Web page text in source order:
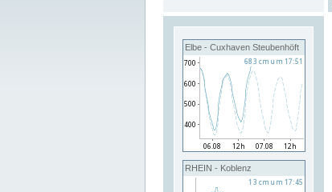
Elbe - Cuxhaven Steubenhöft
RHEIN - Koblenz